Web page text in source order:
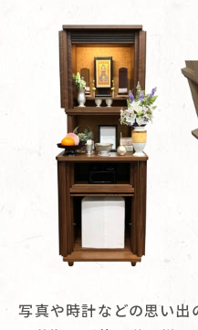
写真や時計などの思い出